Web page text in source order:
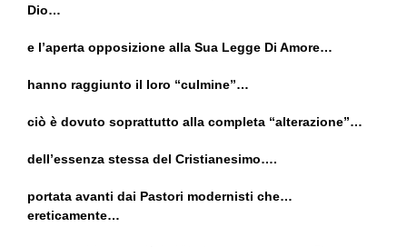
Dio…
e l’aperta opposizione alla Sua Legge Di Amore…
hanno raggiunto il loro “culmine”…
ciò è dovuto soprattutto alla completa “alterazione”…
dell’essenza stessa del Cristianesimo….
portata avanti dai Pastori modernisti che…
ereticamente…